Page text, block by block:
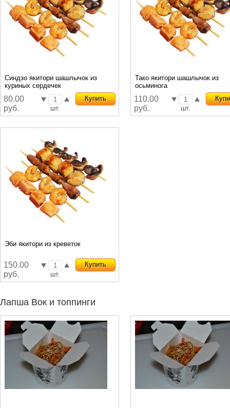
Синдзо якитори шашлычок из
куриных сердечек
80.00
руб.
шт.
Купить
Тако якитори шашлычок из
осьминога
110.00
руб.
шт.
Эби якитори из креветок
150.00
руб.
шт.
Купить
Лапша Вок и топпинги